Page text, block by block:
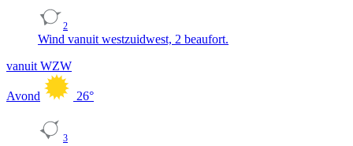
2
Wind vanuit westzuidwest, 2 beaufort.
vanuit WZW
Avond 26°
3